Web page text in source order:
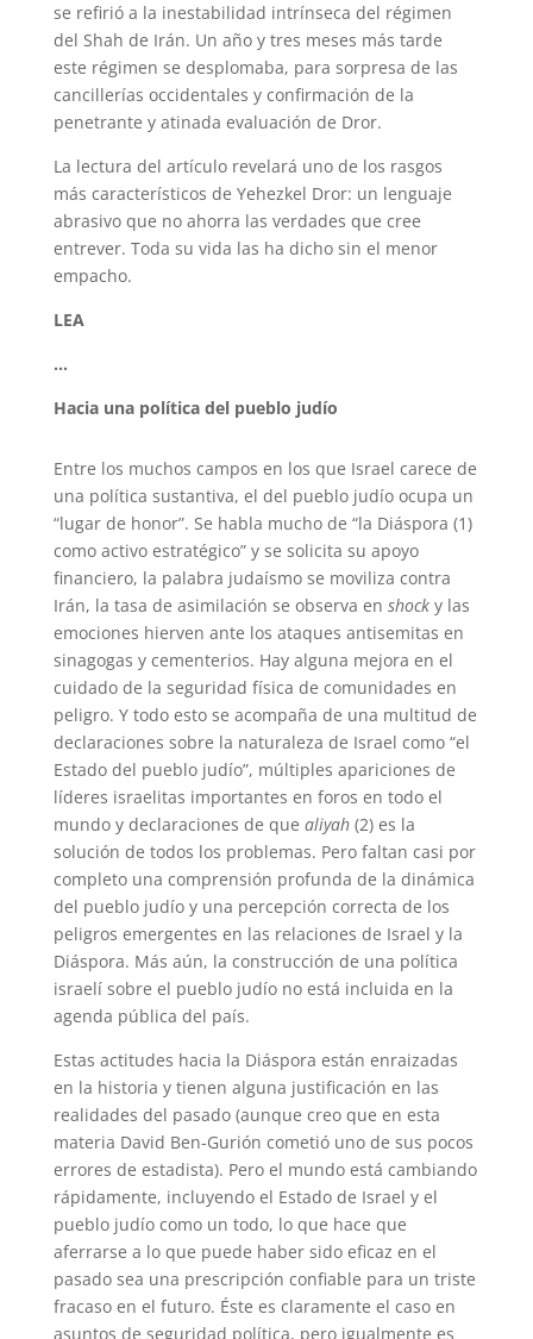
se refirió a la inestabilidad intrínseca del régimen
del Shah de Irán. Un año y tres meses más tarde
este régimen se desplomaba, para sorpresa de las
cancillerías occidentales y confirmación de la
penetrante y atinada evaluación de Dror.
La lectura del artículo revelará uno de los rasgos
más característicos de Yehezkel Dror: un lenguaje
abrasivo que no ahorra las verdades que cree
entrever. Toda su vida las ha dicho sin el menor
empacho.
LEA
…
Hacia una política del pueblo judío
Entre los muchos campos en los que Israel carece de
una política sustantiva, el del pueblo judío ocupa un
“lugar de honor”. Se habla mucho de “la Diáspora (1)
como activo estratégico” y se solicita su apoyo
financiero, la palabra judaísmo se moviliza contra
Irán, la tasa de asimilación se observa en shocky las
emociones hierven ante los ataques antisemitas en
sinagogas y cementerios. Hay alguna mejora en el
cuidado de la seguridad física de comunidades en
peligro. Y todo esto se acompaña de una multitud de
declaraciones sobre la naturaleza de Israel como “el
Estado del pueblo judío”, múltiples apariciones de
líderes israelitas importantes en foros en todo el
mundo y declaraciones de que aliyah(2) es la
solución de todos los problemas. Pero faltan casi por
completo una comprensión profunda de la dinámica
del pueblo judío y una percepción correcta de los
peligros emergentes en las relaciones de Israel y la
Diáspora. Más aún, la construcción de una política
israelí sobre el pueblo judío no está incluida en la
agenda pública del país.
Estas actitudes hacia la Diáspora están enraizadas
en la historia y tienen alguna justificación en las
realidades del pasado (aunque creo que en esta
materia David Ben-Gurión cometió uno de sus pocos
errores de estadista). Pero el mundo está cambiando
rápidamente, incluyendo el Estado de Israel y el
pueblo judío como un todo, lo que hace que
aferrarse a lo que puede haber sido eficaz en el
pasado sea una prescripción confiable para un triste
fracaso en el futuro. Éste es claramente el caso en
asuntos de seguridad política, pero igualmente es